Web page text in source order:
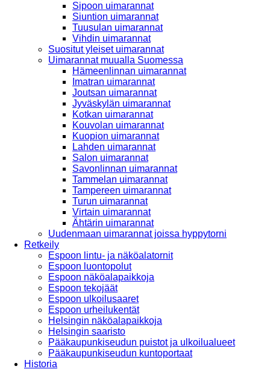
Sipoon uimarannat
Siuntion uimarannat
Tuusulan uimarannat
Vihdin uimarannat
Suositut yleiset uimarannat
Uimarannat muualla Suomessa
Hämeenlinnan uimarannat
Imatran uimarannat
Joutsan uimarannat
Jyväskylän uimarannat
Kotkan uimarannat
Kouvolan uimarannat
Kuopion uimarannat
Lahden uimarannat
Salon uimarannat
Savonlinnan uimarannat
Tammelan uimarannat
Tampereen uimarannat
Turun uimarannat
Virtain uimarannat
Ähtärin uimarannat
Uudenmaan uimarannat joissa hyppytorni
Retkeily
Espoon lintu- ja näköalatornit
Espoon luontopolut
Espoon näköalapaikkoja
Espoon tekojäät
Espoon ulkoilusaaret
Espoon urheilukentät
Helsingin näköalapaikkoja
Helsingin saaristo
Pääkaupunkiseudun puistot ja ulkoilualueet
Pääkaupunkiseudun kuntoportaat
Historia